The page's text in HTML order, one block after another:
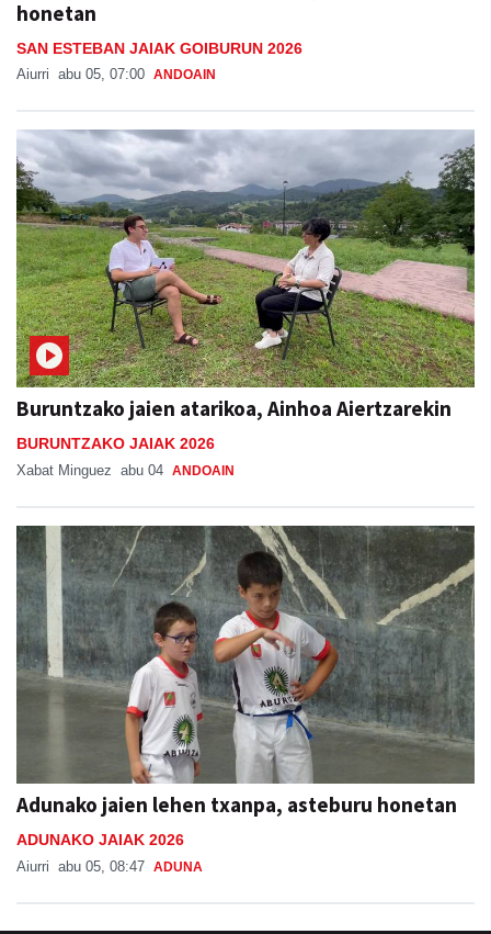
honetan
SAN ESTEBAN JAIAK GOIBURUN 2026
Aiurri abu 05, 07:00 ANDOAIN
Buruntzako jaien atarikoa, Ainhoa Aiertzarekin
BURUNTZAKO JAIAK 2026
Xabat Minguez abu 04 ANDOAIN
Adunako jaien lehen txanpa, asteburu honetan
ADUNAKO JAIAK 2026
Aiurri abu 05, 08:47 ADUNA